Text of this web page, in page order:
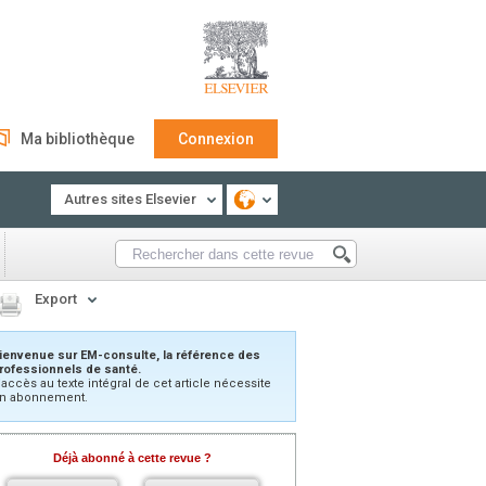
Ma bibliothèque Connexion
Autres sites Elsevier
Export
sur EM-consulte, la référence des
de santé.
au texte intégral de cet article nécessite
abonnement.
Déjà abonné à cette revue ?